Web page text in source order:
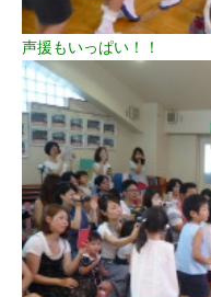
声援もいっぱい！！